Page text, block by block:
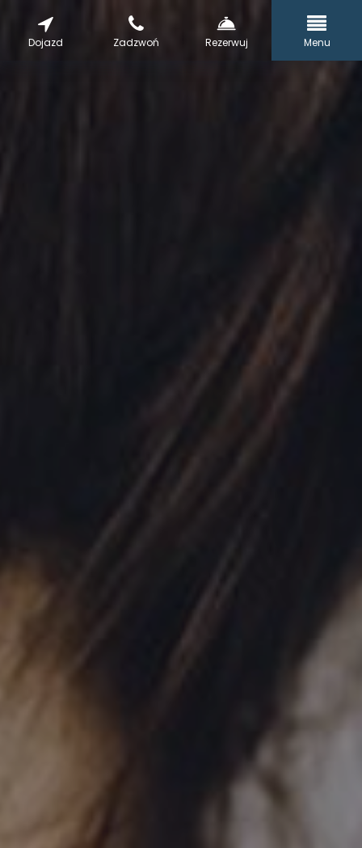
Dojazd Zadzwoń Rezerwuj Menu